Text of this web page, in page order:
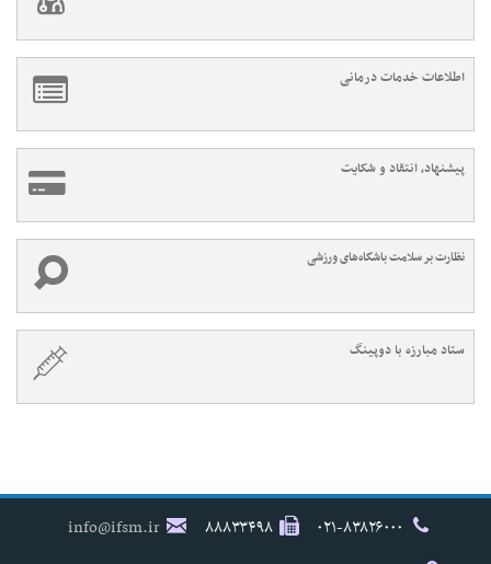
اطلاعات خدمات درمانی
پیشنهاد، انتقاد و شکایت
نظارت بر سلامت باشگاه‌های ورزشی
ستاد مبارزه با دوپینگ
۸۸۸۳۳۴۹۸
info@ifsm.ir